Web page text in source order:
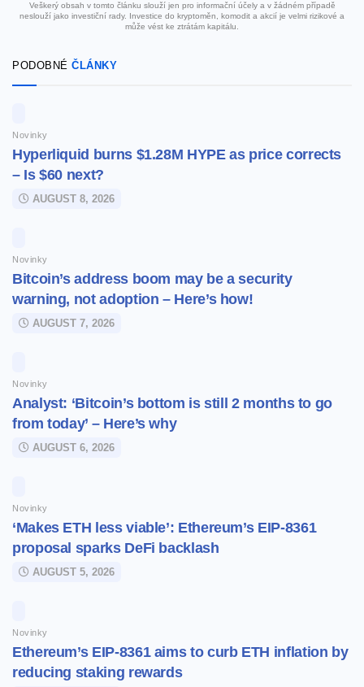
Veškerý obsah v tomto článku slouží jen pro informační účely a v žádném případě
neslouží jako investiční rady. Investice do kryptoměn, komodit a akcií je velmi rizikové a
může vést ke ztrátám kapitálu.
PODOBNÉ ČLÁNKY
Novinky
Hyperliquid burns $1.28M HYPE as price corrects
– Is $60 next?
AUGUST 8, 2026
Novinky
Bitcoin’s address boom may be a security
warning, not adoption – Here’s how!
AUGUST 7, 2026
Novinky
Analyst: ‘Bitcoin’s bottom is still 2 months to go
from today’ – Here’s why
AUGUST 6, 2026
Novinky
‘Makes ETH less viable’: Ethereum’s EIP-8361
proposal sparks DeFi backlash
AUGUST 5, 2026
Novinky
Ethereum’s EIP-8361 aims to curb ETH inflation by
reducing staking rewards